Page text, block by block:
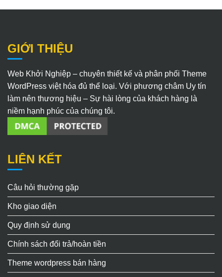
GIỚI THIỆU
Web Khởi Nghiệp – chuyên thiết kế và phân phối Theme
WordPress việt hóa đủ thể loại. Với phương châm Uy tín
làm nên thương hiệu – Sự hài lòng của khách hàng là
niềm hạnh phúc của chúng tôi.
LIÊN KẾT
Câu hỏi thường gặp
Kho giao diện
Quy định sử dụng
Chính sách đổi trả/hoàn tiền
Theme wordpress bán hàng